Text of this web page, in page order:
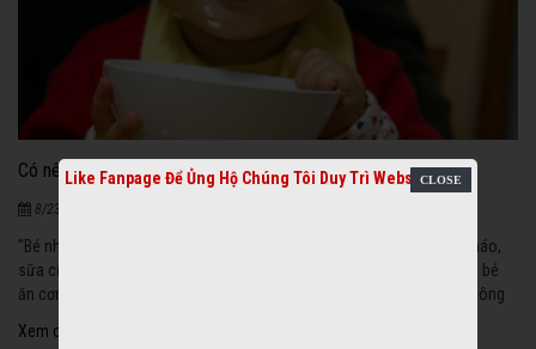
Có nên cho bé ăn cơm sớm?
8/23/2020
"Bé nhà em được 9 tháng rồi. Khoảng 2 tuần nay, bé không chịu ăn cháo,
sữa cũng không chị uống, nhưng ăn cơm thì bé rất thích. Em biết cho bé
ăn cơm sớm là không nên nhưng em cũng đã làm hết cách rồi vẫn không
Xem chi tiết
Like Fanpage Để Ủng Hộ Chúng Tôi Duy Trì Website